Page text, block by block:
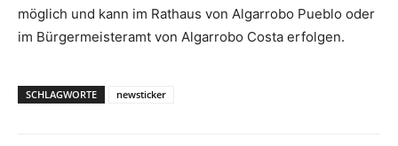
möglich und kann im Rathaus von Algarrobo Pueblo oder
im Bürgermeisteramt von Algarrobo Costa erfolgen.
SCHLAGWORTE newsticker